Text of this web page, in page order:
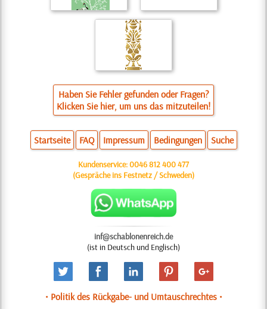
Haben Sie Fehler gefunden oder Fragen?
Klicken Sie hier, um uns das mitzuteilen!
Startseite FAQ Impressum Bedingungen Suche
Kundenservice:0046 812 400 477
(Gespräche ins Festnetz / Schweden)
inf@schablonenreich.de
(ist in Deutsch und Englisch)
• Politik des Rückgabe- und Umtauschrechtes •